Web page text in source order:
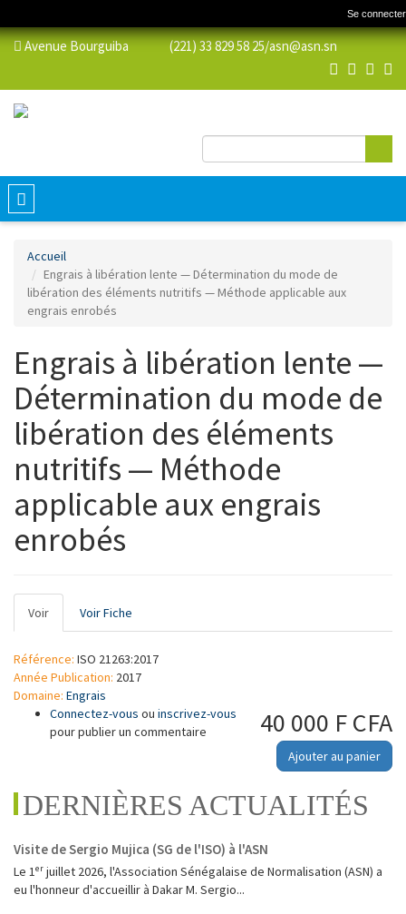
Se connecter
Avenue Bourguiba (221) 33 829 58 25/asn@asn.sn
Formulaire de
Toggle
navigation
Accueil
Engrais à libération lente — Détermination du mode de
libération des éléments nutritifs — Méthode applicable aux
engrais enrobés
Engrais à libération lente —
Détermination du mode de
libération des éléments
nutritifs — Méthode
applicable aux engrais
enrobés
Onglets
principaux
Voir (onglet
actif)
Voir Fiche
Référence: ISO 21263:2017
Année Publication: 2017
Domaine: Engrais
40 000 F CFA
Ajouter au panier
Connectez-vous ou inscrivez-vous
pour publier un commentaire
DERNIÈRES ACTUALITÉS
Visite de Sergio Mujica (SG de l'ISO) à l'ASN
Le 1ᵉʳ juillet 2026, l'Association Sénégalaise de Normalisation (ASN) a
eu l'honneur d'accueillir à Dakar M. Sergio...